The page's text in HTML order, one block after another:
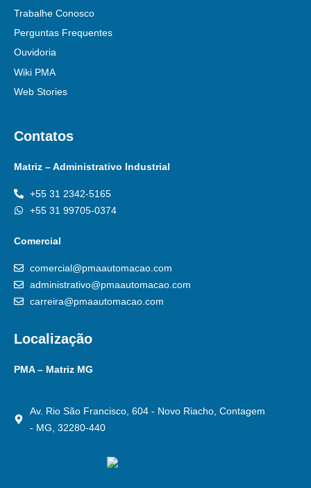
Trabalhe Conosco
Perguntas Frequentes
Ouvidoria
Wiki PMA
Web Stories
Contatos
Matriz – Administrativo Industrial
+55 31 2342-5165
+55 31 99705-0374
Comercial
comercial@pmaautomacao.com
administrativo@pmaautomacao.com
carreira@pmaautomacao.com
Localização
PMA – Matriz MG
Av. Rio São Francisco, 604 - Novo Riacho, Contagem
- MG, 32280-440